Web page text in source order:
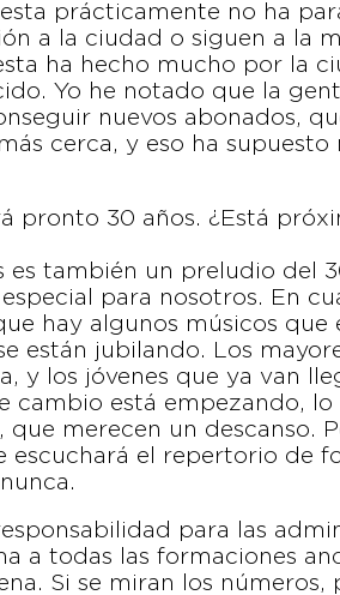
prácticamente no ha
a la ciudad o siguen a la
ha hecho mucho por la
Yo he notado que la
nuevos abonados,
cerca, y eso ha supuesto
pronto 30 años. ¿Está
es también un preludio del
para nosotros. En
hay algunos músicos que
están jubilando. Los
y los jóvenes que ya van
cambio está empezando, lo
merecen un descanso.
escuchará el repertorio de
para las
a todas las formaciones
Si se miran los